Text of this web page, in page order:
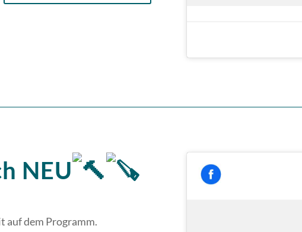
NEU
auf dem Programm.